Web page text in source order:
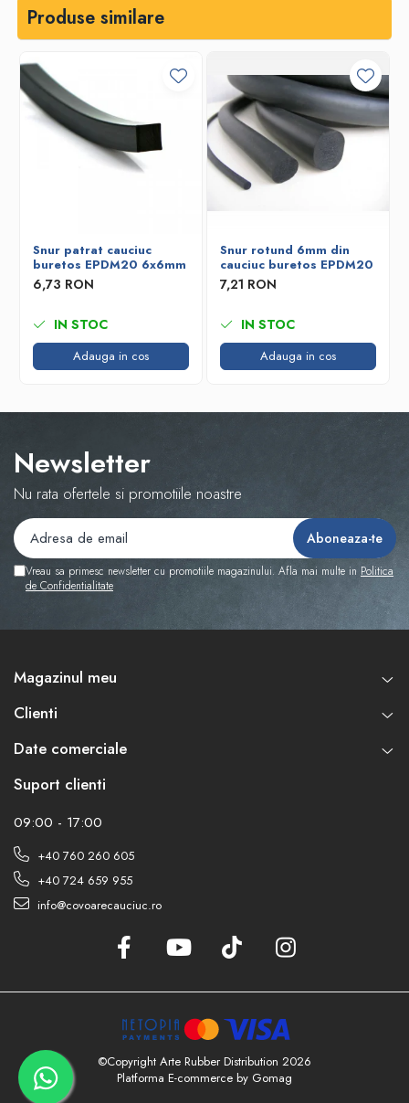
Produse similare
Snur patrat cauciuc
buretos EPDM20 6x6mm
6,73 RON
IN STOC
Adauga in cos
Snur rotund 6mm din
cauciuc buretos EPDM20
7,21 RON
IN STOC
Adauga in cos
Newsletter
Nu rata ofertele si promotiile noastre
Vreau sa primesc newsletter cu promotiile magazinului. Afla mai multe in Politica
de Confidentialitate
Magazinul meu
Clienti
Date comerciale
Suport clienti
09:00 - 17:00
+40 760 260 605
+40 724 659 955
info@covoarecauciuc.ro
©Copyright Arte Rubber Distribution 2026
Platforma E-commerce by Gomag